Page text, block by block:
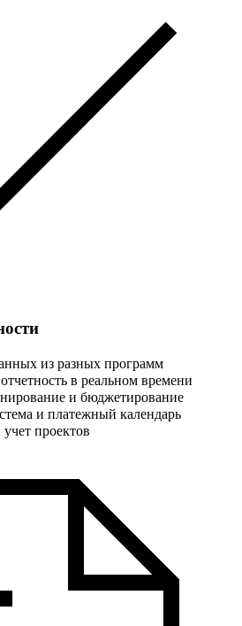
из разных программ
в реальном времени
и бюджетирование
и платежный календарь
проектов